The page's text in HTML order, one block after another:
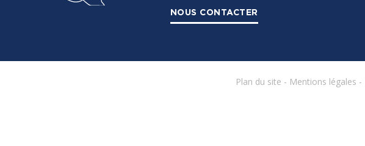
NOUS CONTACTER
Plan du site - Mentions légales -